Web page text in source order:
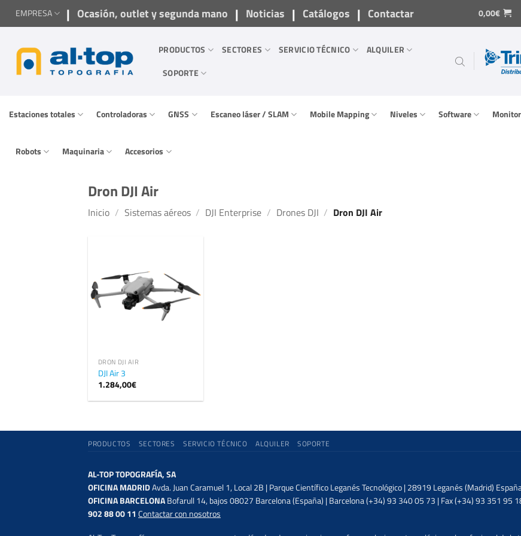
SaltarEMPRESA | Ocasión, outlet y segunda mano | Noticias | Catálogos | Contactar 0,00€
PRODUCTOS SECTORES SERVICIO TÉCNICO
ALQUILER
SOPORTE
Estaciones totales Controladoras GNSS Escaneo láser / SLAM Mobile Mapping Niveles Software
Robots Maquinaria Accesorios
Dron DJI Air
Inicio / Sistemas aéreos / DJI Enterprise / Drones DJI / Dron DJI Air
DRON DJI AIR
DJI Air 3
1.284,00€
PRODUCTOS SECTORES SERVICIO TÉCNICO ALQUILER SOPORTE
AL-TOP TOPOGRAFÍA, SA
OFICINA MADRIDAvda. Juan Caramuel 1, Local 2B | Parque Científico Leganés Tecnológico | 28919 Leganés (Madrid)
OFICINA BARCELONABofarull 14, bajos 08027 Barcelona (España) | Barcelona (+34) 93 340 05 73 | Fax (+34) 93 351 95
902 88 00 11 Contactar con nosotros